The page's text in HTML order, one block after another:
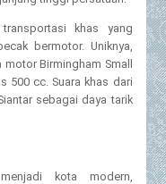
khas yang
bermotor. Uniknya,
Birmingham Small
500 cc. Suara khas dari
sebagai daya tarik
kota modern,